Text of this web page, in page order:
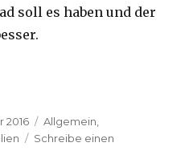
soll es haben und der
2016 Kategorien
Allgemein
Schreibe einen